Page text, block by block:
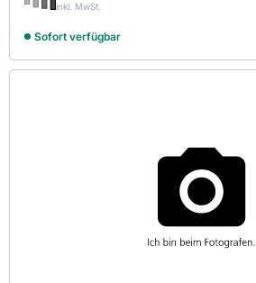
inkl. MwSt.
Sofort verfügbar